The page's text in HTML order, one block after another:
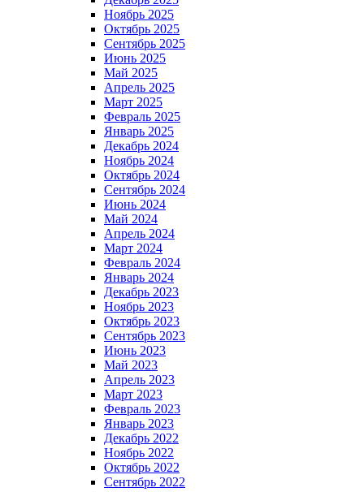
Ноябрь 2025
Октябрь 2025
Сентябрь 2025
Июнь 2025
Май 2025
Апрель 2025
Март 2025
Февраль 2025
Январь 2025
Декабрь 2024
Ноябрь 2024
Октябрь 2024
Сентябрь 2024
Июнь 2024
Май 2024
Апрель 2024
Март 2024
Февраль 2024
Январь 2024
Декабрь 2023
Ноябрь 2023
Октябрь 2023
Сентябрь 2023
Июнь 2023
Май 2023
Апрель 2023
Март 2023
Февраль 2023
Январь 2023
Декабрь 2022
Ноябрь 2022
Октябрь 2022
Сентябрь 2022